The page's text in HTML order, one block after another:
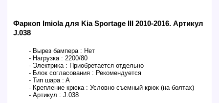
Фаркоп Imiola для Kia Sportage III 2010-2016. Артикул
J.038
- Вырез бампера : Нет
- Нагрузка : 2200/80
- Электрика : Приобретается отдельно
- Блок согласования : Рекомендуется
- Тип шара : A
- Крепление крюка : Условно съемный крюк (на болтах)
- Артикул : J.038